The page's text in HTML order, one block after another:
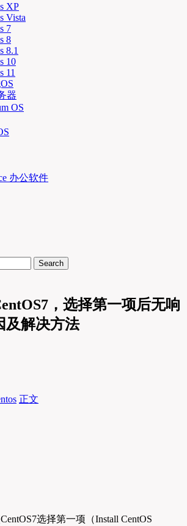
XP
Vista
7
8
8.1
10
11
器
OS
办公软件
Search
，选择第一项后无响
及解决方法
正文
选择第一项（Install CentOS